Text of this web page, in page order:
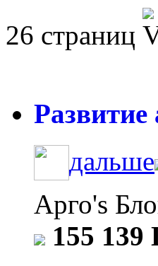
26 страниц
дальше
Арго's
155 139